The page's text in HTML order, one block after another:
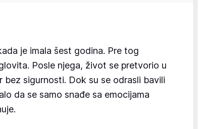
je imala šest godina. Pre tog
Posle njega, život se pretvorio u
sigurnosti. Dok su se odrasli bavili
da se samo snađe sa emocijama